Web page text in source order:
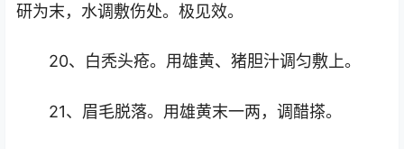
研为末，水调敷伤处。极见效。
20、白秃头疮。用雄黄、猪胆汁调匀敷上。
21、眉毛脱落。用雄黄末一两，调醋搽。